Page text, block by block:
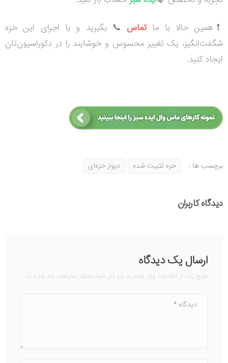
❗همین حالا با ما تماس 📞 بگیرید و با اجرای این خزه
شگفت‌انگیز، یک تغییر محسوس و خوشایند را در دکوراسیون‌تان
ایجاد کنید.
برچسب ها : خزه تثبیت شده دیوار خزه‌ای
دیدگاه کاربران
ارسال یک دیدگاه
هیچ یک از اطلاعات وارد شده به جز نام شما منتشر نخواهند شد شده اند.